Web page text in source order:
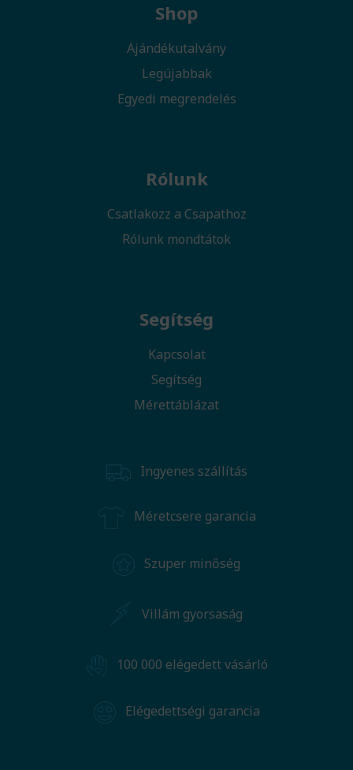
Shop
Ajándékutalvány
Legújabbak
Egyedi megrendelés
Rólunk
Csatlakozz a Csapathoz
Rólunk mondtátok
Segítség
Kapcsolat
Segítség
Mérettáblázat
Ingyenes szállítás
Méretcsere garancia
Szuper minőség
Villám gyorsaság
100 000 elégedett vásárló
Elégedettségi garancia